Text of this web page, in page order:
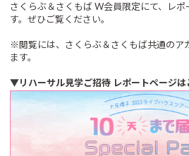
さくらぶ＆さくもば W会員限定にて、レ
す。ぜひご覧ください。
※閲覧には、さくらぶ＆さくもば共通のア
ます。
▼リハーサル見学ご招待 レポートページは